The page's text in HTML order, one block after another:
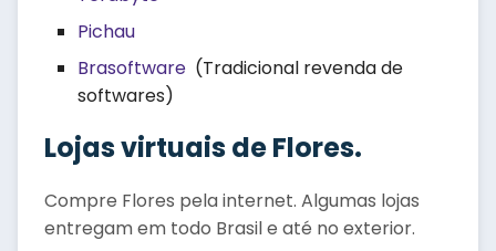
Pichau
Brasoftware (Tradicional revenda de
softwares)
Lojas virtuais de Flores.
Compre Flores pela internet. Algumas lojas
entregam em todo Brasil e até no exterior.